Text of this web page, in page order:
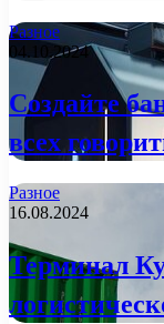
Разное
04.10.2024
Создайте
всех
Разное
16.08.2024
Терминал